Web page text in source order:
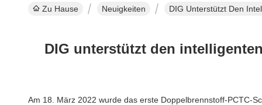
Zu Hause Neuigkeiten DIG Unterstützt Den
DIG unterstützt den
Am 18. März 2022 wurde das erste Doppelbrennstoff-PCTC-